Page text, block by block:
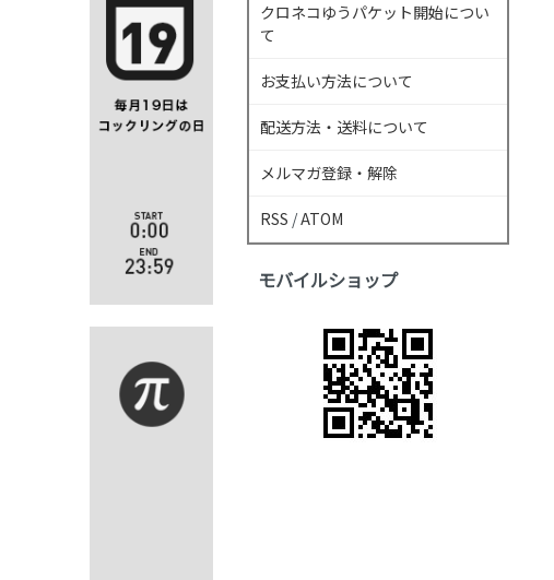
クロネコゆうパケット開始につい
て
お支払い方法について
配送方法・送料について
メルマガ登録・解除
RSS /ATOM
モバイルショップ